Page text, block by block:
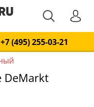
+7 (495) 255-03-21